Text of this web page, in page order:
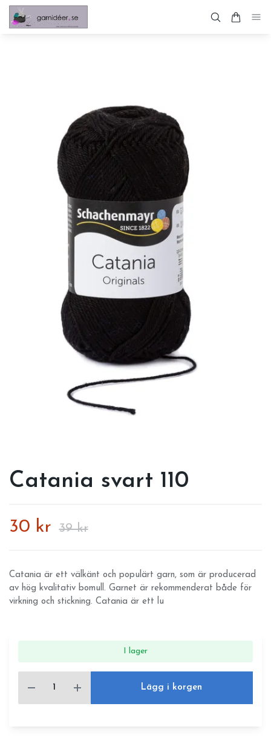
Catania svart 110
30 kr 39 kr
Catania är ett välkänt och populärt garn, som är producerad
av hög kvalitativ bomull. Garnet är rekommenderat både för
virkning och stickning. Catania är ett lu
I lager
Lägg i korgen